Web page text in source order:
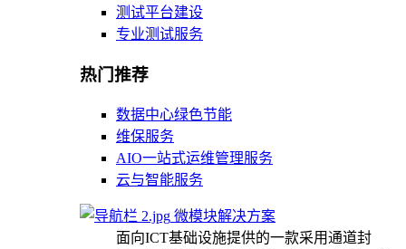
测试平台建设
专业测试服务
热门推荐
数据中心绿色节能
维保服务
AIO一站式运维管理服务
云与智能服务
微模块解决方案
面向ICT基础设施提供的一款采用通道封